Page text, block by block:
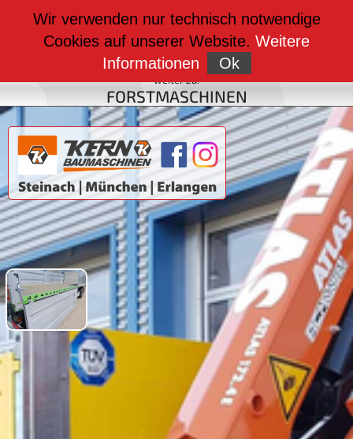
BAUMASCHINEN
weiter zu:
FAHRZEUGBAU
weiter zu:
FORSTMASCHINEN
Wir verwenden nur technisch notwendige
Cookies auf unserer Website. Weitere
Informationen
Ok